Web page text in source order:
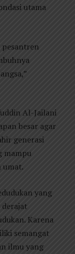
utama
pesantren
Al-Jailani
besar agar
generasi
mampu
umat.
yang
Karena
semangat
ilmu yang